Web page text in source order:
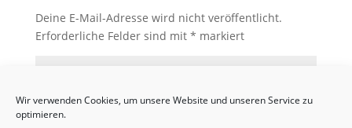
Wir verwenden Cookies, um unsere Website und unseren Service zu
optimieren.
Deine E-Mail-Adresse wird nicht veröffentlicht.
Erforderliche Felder sind mit * markiert